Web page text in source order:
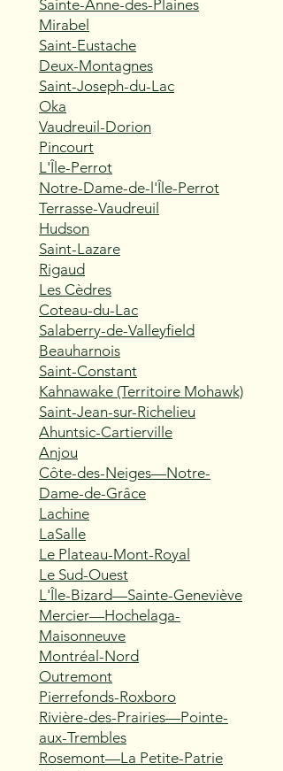
Sainte-Anne-des-Plaines
Mirabel
Saint-Eustache
Deux-Montagnes
Saint-Joseph-du-Lac
Oka
Vaudreuil-Dorion
Pincourt
L'Île-Perrot
Notre-Dame-de-l'Île-Perrot
Terrasse-Vaudreuil
Hudson
Saint-Lazare
Rigaud
Les Cèdres
Coteau-du-Lac
Salaberry-de-Valleyfield
Beauharnois
Saint-Constant
Kahnawake (Territoire Mohawk)
Saint-Jean-sur-Richelieu
Ahuntsic-Cartierville
Anjou
Côte-des-Neiges—Notre-
Dame-de-Grâce
Lachine
LaSalle
Le Plateau-Mont-Royal
Le Sud-Ouest
L'Île-Bizard—Sainte-Geneviève
Mercier—Hochelaga-
Maisonneuve
Montréal-Nord
Outremont
Pierrefonds-Roxboro
Rivière-des-Prairies—Pointe-
aux-Trembles
Rosemont—La Petite-Patrie